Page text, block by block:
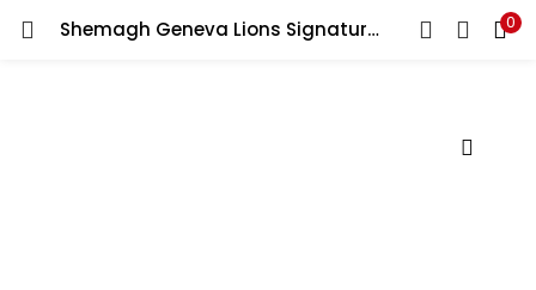
Shemagh Geneva Lions Signature Red Good Quality شماغ جينيفا ليونز سيجنتشر أحمر عالي الجودة 0
LOGIN